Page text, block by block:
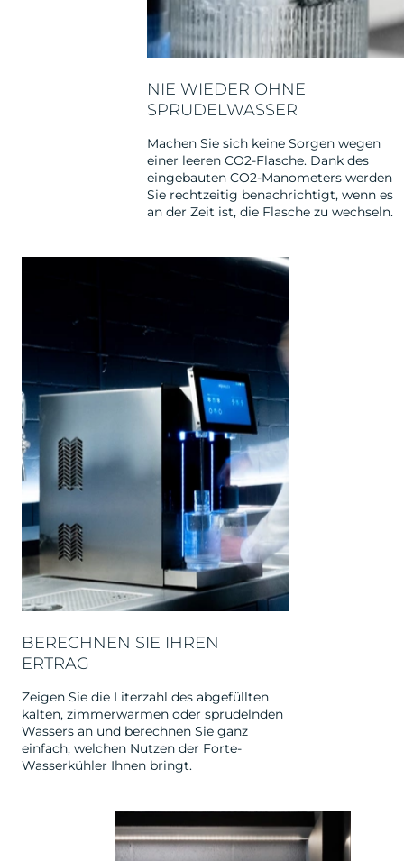
NIE WIEDER OHNE
SPRUDELWASSER
Machen Sie sich keine Sorgen wegen
einer leeren CO2-Flasche. Dank des
eingebauten CO2-Manometers werden
Sie rechtzeitig benachrichtigt, wenn es
an der Zeit ist, die Flasche zu wechseln.
BERECHNEN SIE IHREN
ERTRAG
Zeigen Sie die Literzahl des abgefüllten
kalten, zimmerwarmen oder sprudelnden
Wassers an und berechnen Sie ganz
einfach, welchen Nutzen der Forte-
Wasserkühler Ihnen bringt.